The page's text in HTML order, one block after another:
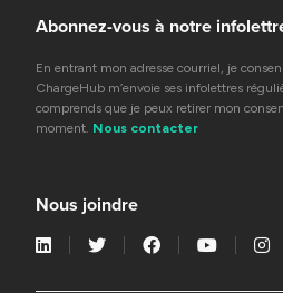
Abonnez-vous à notre
En entrant mon adresse courriel, je
ChargeHub m’envoie ses infolettres
comprends que je peux retirer mon
moment. Nous contacter
Nous joindre